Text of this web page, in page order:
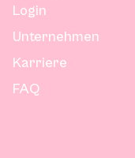
Login
Unternehmen
Karriere
FAQ